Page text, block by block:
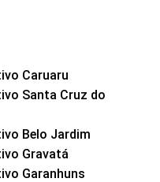
Caruaru
Santa Cruz do
Belo Jardim
Gravatá
Garanhuns